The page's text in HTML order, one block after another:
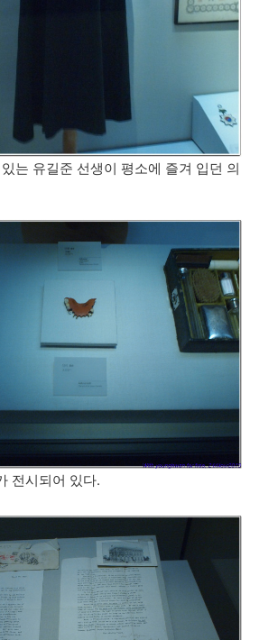
는 유길준 선생이 평소에 즐겨 입던 의
전시되어 있다.